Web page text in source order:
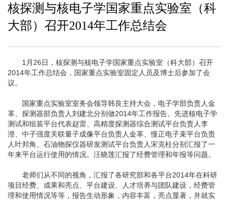
核探测与核电子学国家重点实验室（科
大部）召开2014年工作总结会
1月26日，核探测与核电子学国家重点实验室（科大部）召开
2014年工作总结会，国家重点实验室固定人员及博士后参加了会
议。
国家重点实验室室务会领导韩良主持大会，电子学部负责人金
革、探测器部负责人刘建北分别做2014年工作报告。先进核电子学
测试和组装平台代表赵雷、高精度探测器综合测试平台负责人李
澄、中子强度关联量子成像平台负责人金革、慢正电子束平台负责
人叶邦角、石油物探仪器研发测试平台负责人宋克柱分别汇报了一
年来平台运行使用的情况。汪晓莲汇报了经费管理和年报等问题。
老师们从不同的视角，汇报了各研究部和各平台2014年在科研
项目经费、成果和亮点、平台建设、人才培养与团队建设，经费管
理和使用情况等等，报告生动形象，内容丰富，亮点显著，并就实